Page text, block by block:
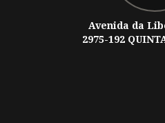
Avenida da
2975-192